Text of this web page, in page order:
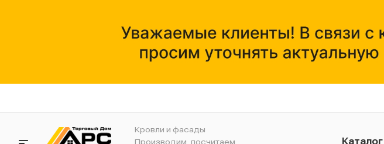
Кровли и фасады
Производим, посчитаем,
Каталог